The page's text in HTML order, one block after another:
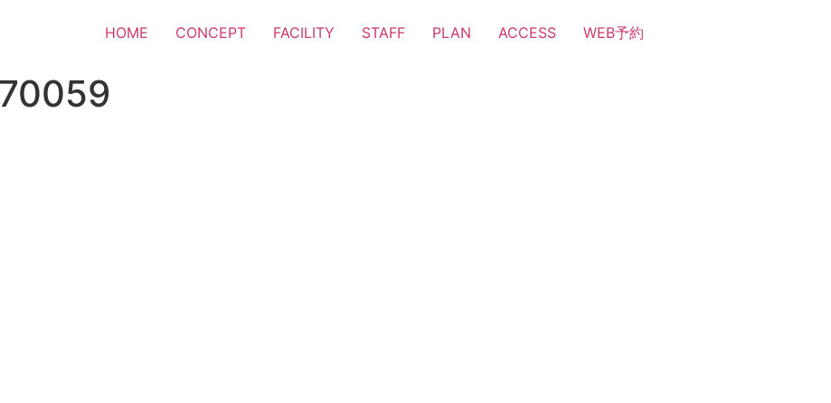
HOME CONCEPT FACILITY STAFF PLAN ACCESS WEB予約